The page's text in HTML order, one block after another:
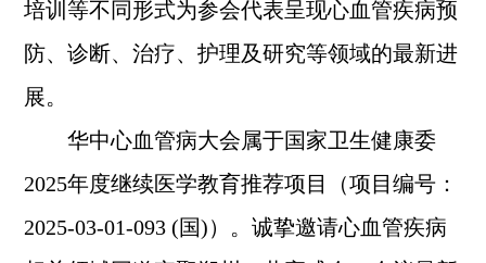
培训等不同形式为参会代表呈现心血管疾病预
防、诊断、治疗、护理及研究等领域的最新进
展。
华中心血管病大会属于国家卫生健康委
2025年度继续医学教育推荐项目（项目编号：
2025-03-01-093 (国)）。诚挚邀请心血管疾病